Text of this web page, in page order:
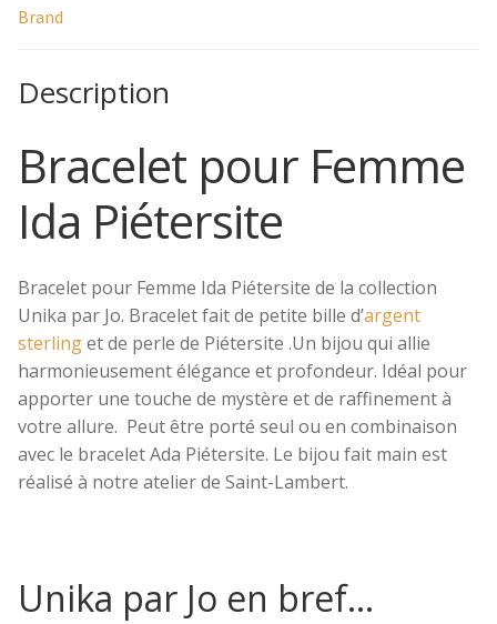
Serre-Tête
Coups de cœur
Certificat-Cadeau
Promotions
Blogue
Brand
Description
Bracelet pour Femme
Ida Piétersite
Bracelet pour Femme Ida Piétersite de la collection
Unika par Jo. Bracelet fait de petite bille d’argent
sterlinget de perle de Piétersite .Un bijou qui allie
harmonieusement élégance et profondeur. Idéal pour
apporter une touche de mystère et de raffinement à
votre allure. Peut être porté seul ou en combinaison
avec le bracelet Ada Piétersite. Le bijou fait main est
réalisé à notre atelier de Saint-Lambert.
Unika par Jo en bref…